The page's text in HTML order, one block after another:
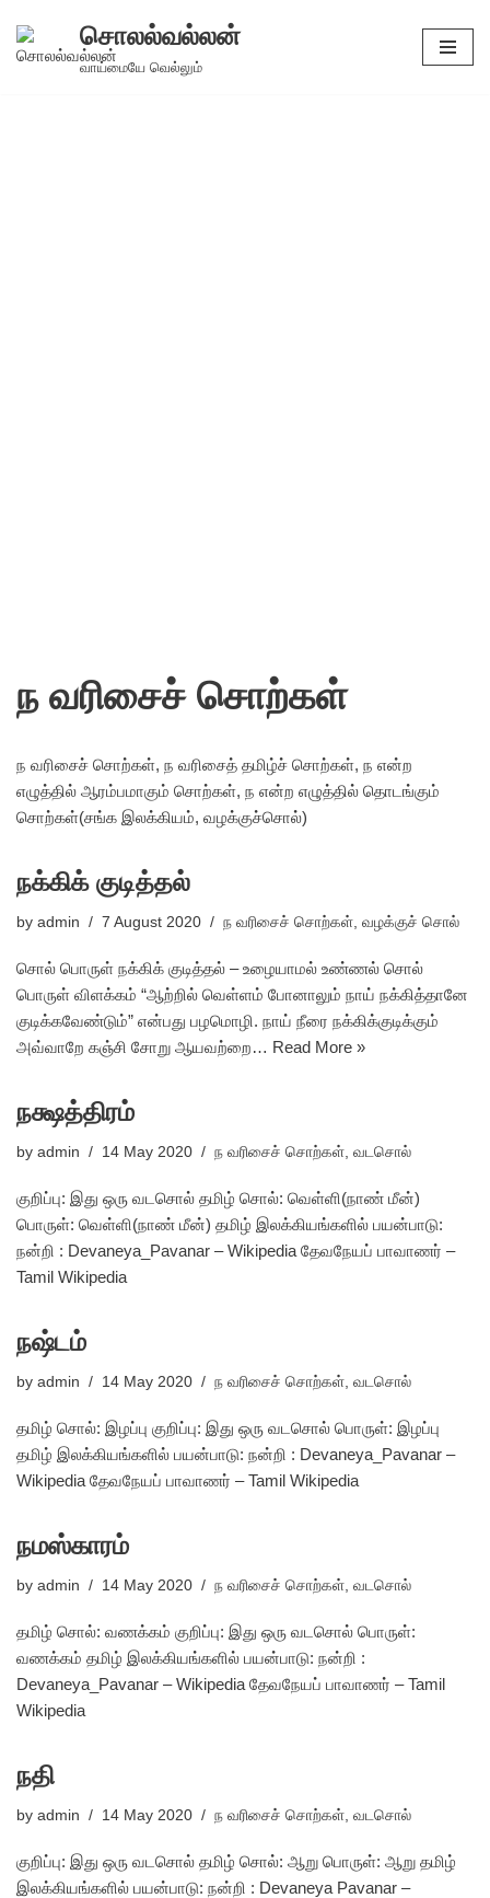
Skip
சொலல்வல்லன்
வாய்மையே வெல்லும்
ந வரிசைச் சொற்கள்
ந வரிசைச் சொற்கள், ந வரிசைத் தமிழ்ச் சொற்கள், ந என்ற
எழுத்தில் ஆரம்பமாகும் சொற்கள், ந என்ற எழுத்தில் தொடங்கும்
சொற்கள்(சங்க இலக்கியம், வழக்குச்சொல்)
நக்கிக் குடித்தல்
by admin 7 August 2020 ந வரிசைச் சொற்கள், வழக்குச் சொல்
சொல் பொருள் நக்கிக் குடித்தல் – உழையாமல் உண்ணல் சொல்
பொருள் விளக்கம் “ஆற்றில் வெள்ளம் போனாலும் நாய் நக்கித்தானே
குடிக்கவேண்டும்” என்பது பழமொழி. நாய் நீரை நக்கிக்குடிக்கும்
அவ்வாறே கஞ்சி சோறு ஆயவற்றை… Read More »
நக்ஷத்திரம்
by admin 14 May 2020 ந வரிசைச் சொற்கள், வடசொல்
குறிப்பு: இது ஒரு வடசொல் தமிழ் சொல்: வெள்ளி(நாண் மீன்)
பொருள்: வெள்ளி(நாண் மீன்) தமிழ் இலக்கியங்களில் பயன்பாடு:
நன்றி : Devaneya_Pavanar – Wikipedia தேவநேயப் பாவாணர் –
Tamil Wikipedia
நஷ்டம்
by admin 14 May 2020 ந வரிசைச் சொற்கள், வடசொல்
தமிழ் சொல்: இழப்பு குறிப்பு: இது ஒரு வடசொல் பொருள்: இழப்பு
தமிழ் இலக்கியங்களில் பயன்பாடு: நன்றி : Devaneya_Pavanar –
Wikipedia தேவநேயப் பாவாணர் – Tamil Wikipedia
நமஸ்காரம்
by admin 14 May 2020 ந வரிசைச் சொற்கள், வடசொல்
தமிழ் சொல்: வணக்கம் குறிப்பு: இது ஒரு வடசொல் பொருள்:
வணக்கம் தமிழ் இலக்கியங்களில் பயன்பாடு: நன்றி :
Devaneya_Pavanar – Wikipedia தேவநேயப் பாவாணர் – Tamil
Wikipedia
நதி
by admin 14 May 2020 ந வரிசைச் சொற்கள், வடசொல்
குறிப்பு: இது ஒரு வடசொல் தமிழ் சொல்: ஆறு பொருள்: ஆறு தமிழ்
இலக்கியங்களில் பயன்பாடு: நன்றி : Devaneya Pavanar –